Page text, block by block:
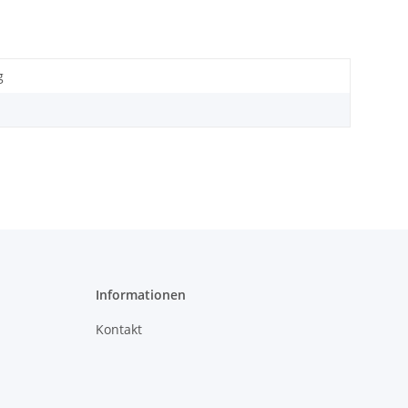
Informationen
Kontakt